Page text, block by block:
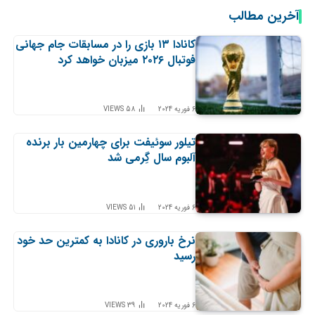
آخرین مطالب
کانادا ۱۳ بازی را در مسابقات جام جهانی
فوتبال ۲۰۲۶ میزبان خواهد کرد
6 فوریه 2024 58
VIEWS
تیلور سوئیفت برای چهارمین بار برنده
آلبوم سال گِرمی شد
6 فوریه 2024 51
VIEWS
نرخ باروری در کانادا به کمترین حد خود
رسید
6 فوریه 2024 39
VIEWS